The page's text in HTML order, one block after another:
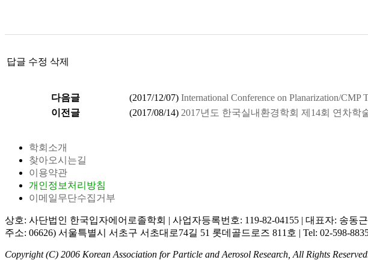
답글 수정 삭제
다음글 (2017/12/07) International Conference on Planarization/CMP
이전글
(2017/08/14) 2017년도 한국실내환경학회 제14회 연차학
학회소개
찾아오시는길
이용약관
개인정보처리방침
이메일무단수집거부
상호: 사단법인 한국입자에어로졸학회 | 사업자등록번호: 119-82-04155 | 대표자: 송동근
주소: 06626) 서울특별시 서초구 서초대로74길 51 롯데골드로즈 811호 | Tel: 02-598-
Copyright (C) 2006 Korean Association for Particle and Aerosol Research, All Rights